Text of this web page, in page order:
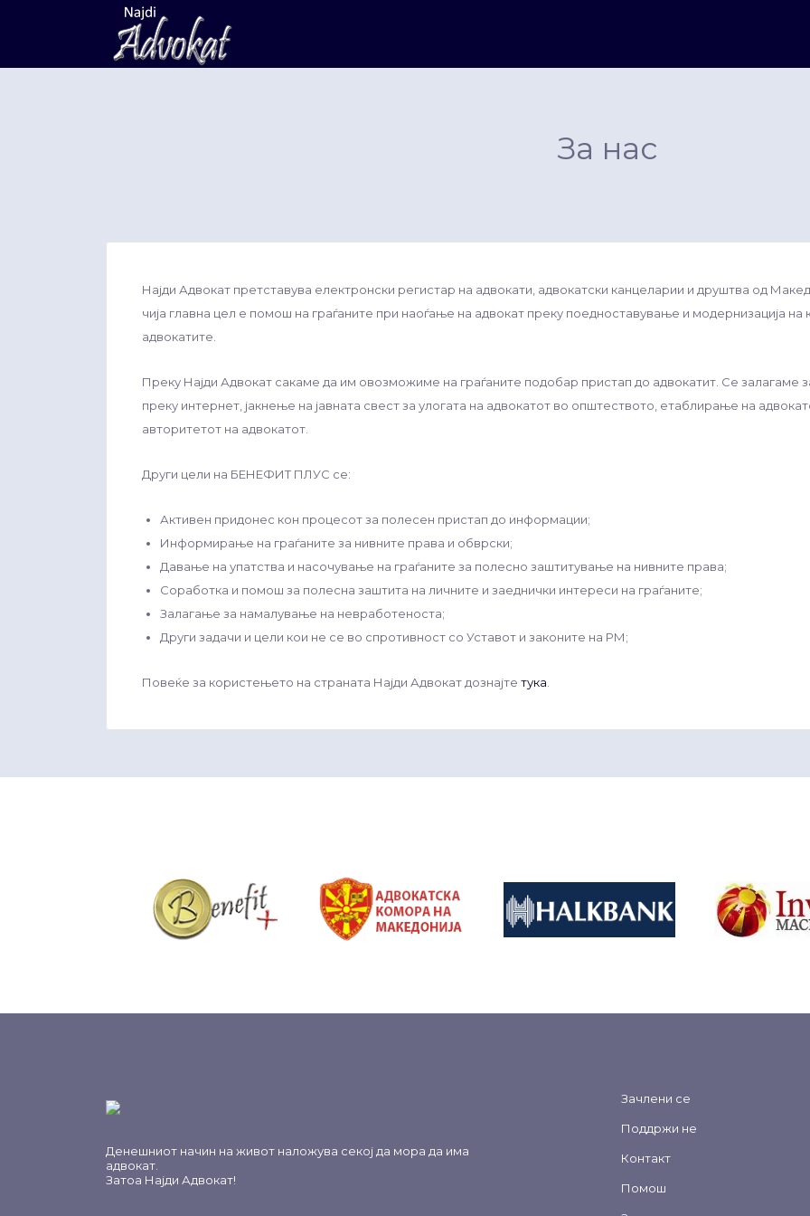
Search
for:
За нас
Најди Адвокат претставува електронски регистар на адвокати, адвокатски канцеларии и друштва од
чија главна цел е помош на граѓаните при наоѓање на адвокат преку поедноставување и модернизација на
адвокатите.
Преку Најди Адвокат сакаме да им овозможиме на граѓаните подобар пристап до адвокатит. Се
преку интернет, јакнење на јавната свест за улогата на адвокатот во општеството, етаблирање на
авторитетот на адвокатот.
Други цели на БЕНЕФИТ ПЛУС се:
Активен придонес кон процесот за полесен пристап до информации;
Информирање на граѓаните за нивните права и обврски;
Давање на упатства и насочување на граѓаните за полесно заштитување на нивните права;
Соработка и помош за полесна заштита на личните и заеднички интереси на граѓаните;
Залагање за намалување на невработеноста;
Други задачи и цели кои не се во спротивност со Уставот и законите на РМ;
Повеќе за користењето на страната Најди Адвокат дознајте тука
Денешниот начин на живот наложува секој да мора да има
адвокат.
Затоа Најди Адвокат!
Зачлени се
Поддржи не
Контакт
Помош